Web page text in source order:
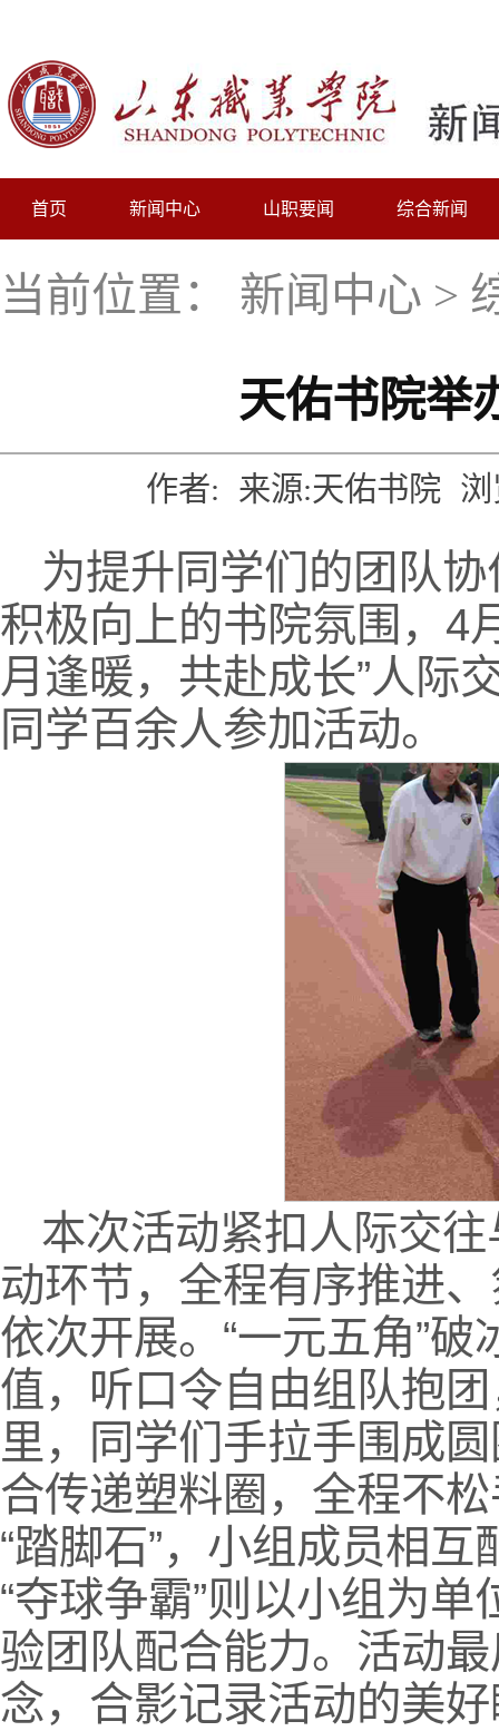
首页 新闻中心 山职要闻 综合新闻
当前位置： 新闻中心 >
天佑书院举
作者: 来源:天佑书院
为提升同学们的团队
积极向上的书院氛围，4
月逢暖，共赴成长”人际
同学百余人参加活动。
本次活动紧扣人际交
动环节，全程有序推进
依次开展。“一元五角”
值，听口令自由组队抱
里，同学们手拉手围成
合传递塑料圈，全程不
“踏脚石”，小组成员相
“夺球争霸”则以小组为
验团队配合能力。活动
念，合影记录活动的美